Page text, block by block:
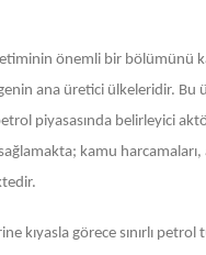
önemli bir bölümünü
ana üretici ülkeleridir. Bu
piyasasında belirleyici
kamu
kıyasla görece sınırlı